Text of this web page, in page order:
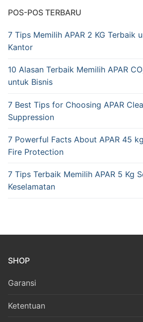
POS-POS TERBARU
7 Tips Memilih APAR 2 KG Terbaik
Kantor
10 Alasan Terbaik Memilih APAR
untuk Bisnis
7 Best Tips for Choosing APAR
Suppression
7 Powerful Facts About APAR 45
Fire Protection
7 Tips Terbaik Memilih APAR 5 Kg
Keselamatan
SHOP
Garansi
Ketentuan